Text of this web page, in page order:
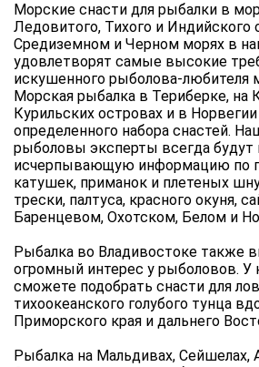
Морские снасти для рыбалки в
Ледовитого, Тихого и Индийского
Средиземном и Черном морях в
удовлетворят самые высокие
искушенного рыболова-любителя
Морская рыбалка в Териберке, на
Курильских островах и в
определенного набора снастей.
рыболовы эксперты всегда будут
исчерпывающую информацию по
катушек, приманок и плетеных
трески, палтуса, красного окуня,
Баренцевом, Охотском, Белом и
Рыбалка во Владивостоке также
огромный интерес у рыболовов. У
сможете подобрать снасти для
тихоокеанского голубого тунца
Приморского края и дальнего
Рыбалка на Мальдивах, Сейшелах,